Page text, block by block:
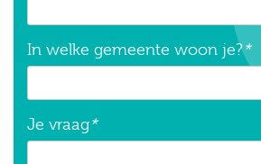
In welke gemeente woon je?*
Je vraag*